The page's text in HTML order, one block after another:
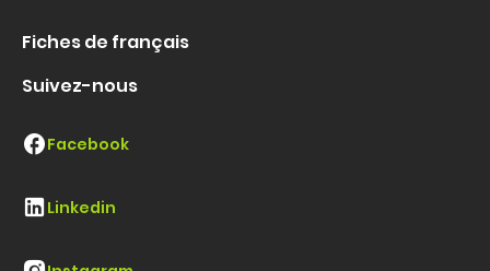
Fiches de français
Suivez-nous
Facebook
Linkedin